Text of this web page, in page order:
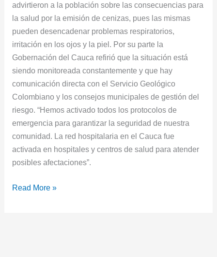
advirtieron a la población sobre las consecuencias para
la salud por la emisión de cenizas, pues las mismas
pueden desencadenar problemas respiratorios,
irritación en los ojos y la piel. Por su parte la
Gobernación del Cauca refirió que la situación está
siendo monitoreada constantemente y que hay
comunicación directa con el Servicio Geológico
Colombiano y los consejos municipales de gestión del
riesgo. “Hemos activado todos los protocolos de
emergencia para garantizar la seguridad de nuestra
comunidad. La red hospitalaria en el Cauca fue
activada en hospitales y centros de salud para atender
posibles afectaciones”.
Read More »